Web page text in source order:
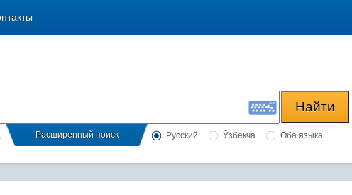
Расширенный поиск Русский Ўзбекча Оба языка